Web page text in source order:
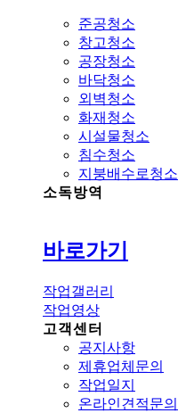
준공청소
창고청소
공장청소
바닥청소
외벽청소
화재청소
시설물청소
침수청소
지붕배수로청소
소독방역
바로가기
작업갤러리
작업영상
고객센터
공지사항
제휴업체문의
작업일지
온라인견적문의